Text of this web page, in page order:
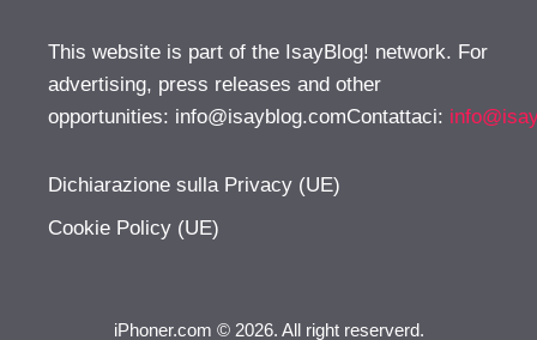
This website is part of the IsayBlog! network. For
advertising, press releases and other
opportunities: info@isayblog.comContattaci:
Dichiarazione sulla Privacy (UE)
Cookie Policy (UE)
iPhoner.com © 2026. All right reserverd.